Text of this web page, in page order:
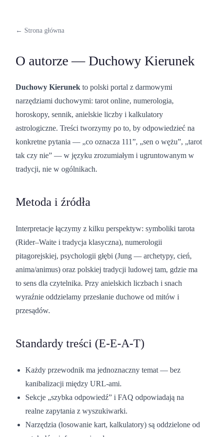
← Strona główna
O autorze — Duchowy Kierunek
Duchowy Kierunek to polski portal z darmowymi
narzędziami duchowymi: tarot online, numerologia,
horoskopy, sennik, anielskie liczby i kalkulatory
astrologiczne. Treści tworzymy po to, by odpowiedzieć na
konkretne pytania — „co oznacza 111”, „sen o wężu”, „tarot
tak czy nie” — w języku zrozumiałym i ugruntowanym w
tradycji, nie w ogólnikach.
Metoda i źródła
Interpretacje łączymy z kilku perspektyw: symboliki tarota
(Rider–Waite i tradycja klasyczna), numerologii
pitagorejskiej, psychologii głębi (Jung — archetypy, cień,
anima/animus) oraz polskiej tradycji ludowej tam, gdzie ma
to sens dla czytelnika. Przy anielskich liczbach i snach
wyraźnie oddzielamy przesłanie duchowe od mitów i
przesądów.
Standardy treści (E-E-A-T)
Każdy przewodnik ma jednoznaczny temat — bez
kanibalizacji między URL-ami.
Sekcje „szybka odpowiedź” i FAQ odpowiadają na
realne zapytania z wyszukiwarki.
Narzędzia (losowanie kart, kalkulatory) są oddzielone od